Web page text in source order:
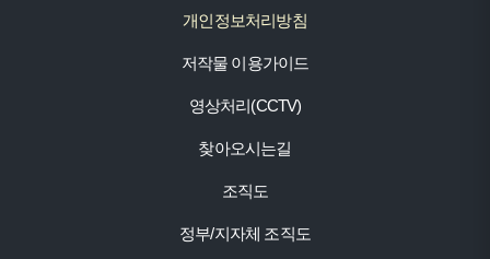
개인정보처리방침
저작물 이용가이드
영상처리(CCTV)
찾아오시는길
조직도
정부/지자체 조직도